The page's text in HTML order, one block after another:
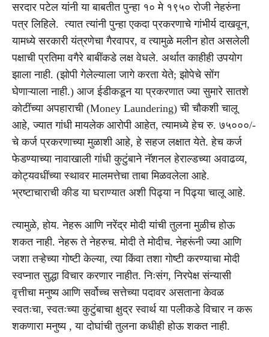
सरदार पटेल यांनी या बाबतीत पुन्हा १० मे १९५० रोजी नेहरुंना
पत्र लिहिले. त्यात त्यांनी पुन्हा एकदा प्रकरणाचे गांभीर्य दाखवून,
यामध्ये सरकारी यंत्रणेचा गैरवापर, व त्यामुळे मलीन होत असलेली
पक्षाची प्रतिमा वगैरे बाबींकडे लक्ष वेधले. अर्थात काहीही उपयोग
झाला नाही. (झोपी गेलेल्याला जागे करता येते; झोपेचे सोंग
घेणाऱ्याला नाही.) आज ईडीकडून या प्रकरणात ज्या सुमारे सातशे
कोटींच्या अपहाराची (Money Laundering) ची चौकशी चालू
आहे, ज्यात गांधी मायलेक आरोपी आहेत, त्यामध्ये हेच रु. ७५०००/-
चे कर्ज प्रकरणाच्या मुळाशी आहे, हे सहज लक्षात येते. हेच कर्ज
फेडण्याच्या नावाखाली गांधी कुटुंबाने नॅशनल हेराल्डच्या अवाढव्य,
कोट्यवधींच्या स्थावर मालमत्तेचा ताबा मिळवलेला आहे.
भ्रष्टाचाराची कीड या घराण्यात अशी पिढ्या न पिढ्या चालू आहे.
त्यामुळे, होय. नेहरू आणि नरेंद्र मोदी यांची तुलना मुळीच होऊ
शकत नाही. नेहरू ते नेहरुच. मोदी ते मोदीच. नेहरूंनी ज्या आणि
जशा तऱ्हेच्या गोष्टी केल्या, त्या किंवा तशा गोष्टी करण्याचा मोदी
स्वप्नात सुद्धा विचार करणार नाहीत. निःसंग, निरपेक्ष संन्यासी
वृत्तीचा मनुष्य आणि सर्वोच्च सत्तेच्या पदावर असताना केवळ
स्वतःचा, स्वतःच्या कुटुंबाचा क्षुद्र स्वार्थ या पलीकडे विचार न करू
शकणारा मनुष्य , या दोघांची तुलना कधीही होऊ शकत नाही.